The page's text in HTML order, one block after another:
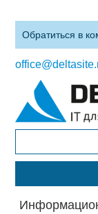
Обратиться в